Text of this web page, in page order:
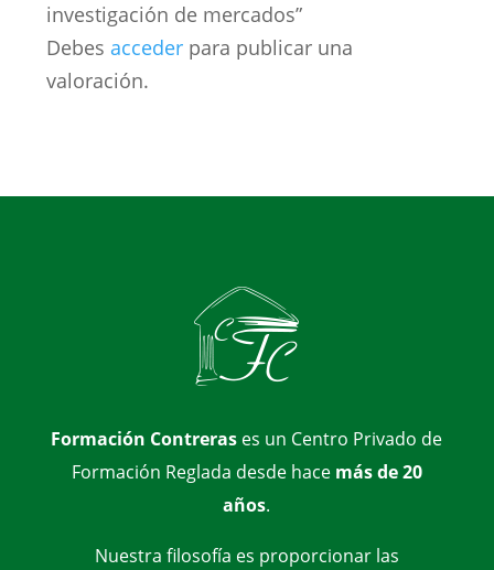
investigación de mercados”
Debes acceder para publicar una
valoración.
Formación Contreras es un Centro Privado de
Formación Reglada desde hace más de 20
años.
Nuestra filosofía es proporcionar las